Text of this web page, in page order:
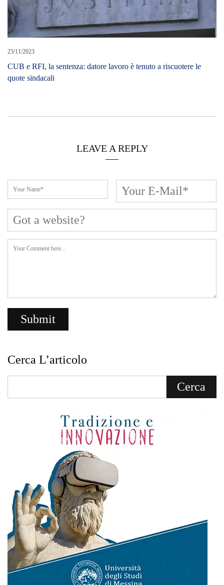
23/11/2023
CUB e RFI, la sentenza: datore lavoro è tenuto a riscuotere le
quote sindacali
LEAVE A REPLY
Cerca L’articolo